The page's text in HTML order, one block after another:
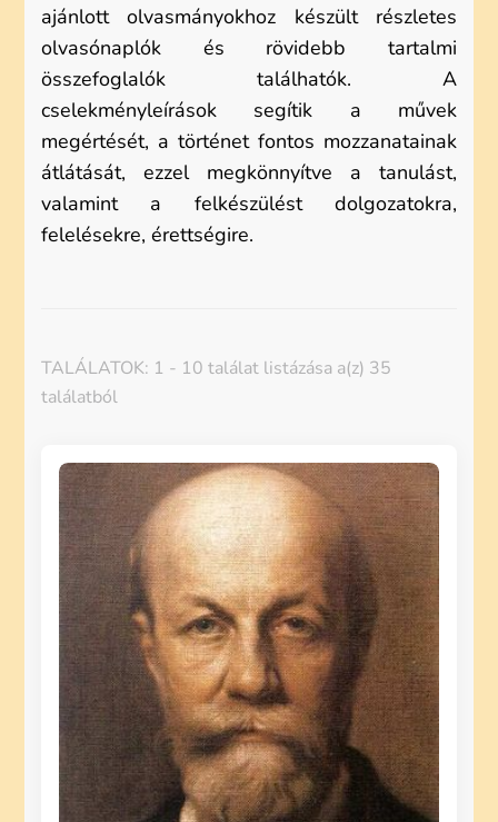
ajánlott olvasmányokhoz készült részletes
olvasónaplók és rövidebb tartalmi
összefoglalók találhatók. A
cselekményleírások segítik a művek
megértését, a történet fontos mozzanatainak
átlátását, ezzel megkönnyítve a tanulást,
valamint a felkészülést dolgozatokra,
felelésekre, érettségire.
TALÁLATOK: 1 - 10 találat listázása a(z) 35
találatból